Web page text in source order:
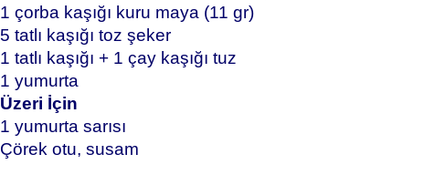
1 çorba kaşığı kuru maya (11 gr)
5 tatlı kaşığı toz şeker
1 tatlı kaşığı + 1 çay kaşığı tuz
1 yumurta
Üzeri İçin
1 yumurta sarısı
Çörek otu, susam